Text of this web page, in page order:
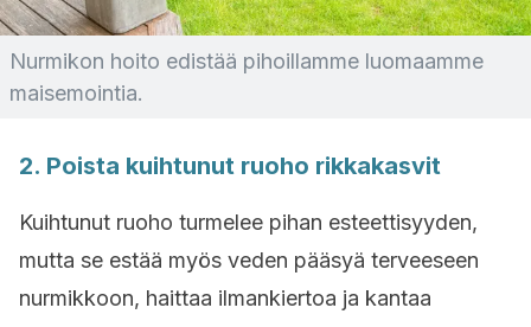
Nurmikon hoito edistää pihoillamme luomaamme
maisemointia.
2. Poista kuihtunut ruoho rikkakasvit
Kuihtunut ruoho turmelee pihan esteettisyyden,
mutta se estää myös veden pääsyä terveeseen
nurmikkoon, haittaa ilmankiertoa ja kantaa